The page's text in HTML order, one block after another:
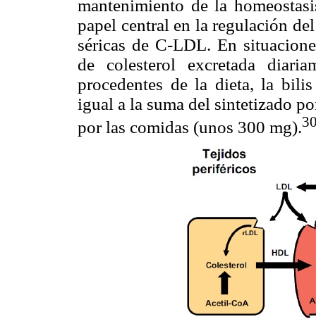
mantenimiento de la
papel central en la regulación
séricas de C-LDL. En
de colesterol excretada
procedentes de la dieta, la
igual a la suma del sintetizado
por las comidas (unos 300 mg).